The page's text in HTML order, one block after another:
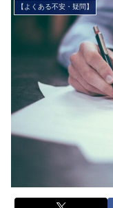
【よくある不安・疑問】